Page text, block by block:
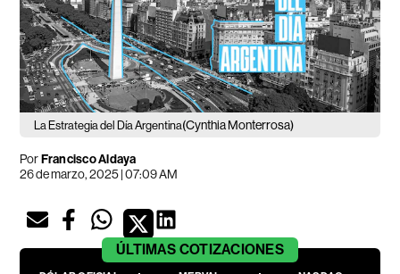
La Estrategia del Día Argentina(Cynthia Monterrosa)
PorFrancisco Aldaya
26 de marzo, 2025 | 07:09 AM
ÚLTIMAS COTIZACIONES